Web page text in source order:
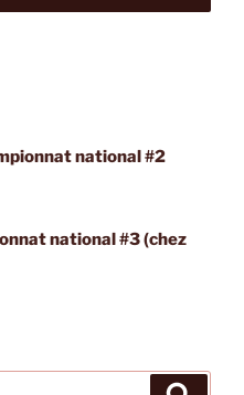
national #2
national #3 (chez